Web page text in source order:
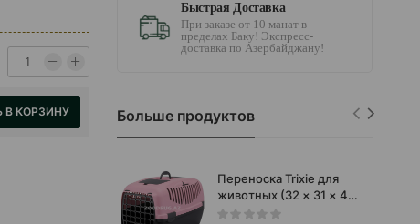
В КОРЗИНУ
Быстрая Доставка
При заказе от 10 манат в
пределах Баку! Экспресс-
доставка по Азербайджану!
Больше продуктов
Переноска Trixie для
животных (32 × 31 × 48
см) 6кг #39812